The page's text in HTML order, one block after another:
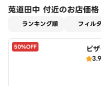
莵道田中 付近のお店価格
ランキング順 フィル
50%OFF ピ
3.9